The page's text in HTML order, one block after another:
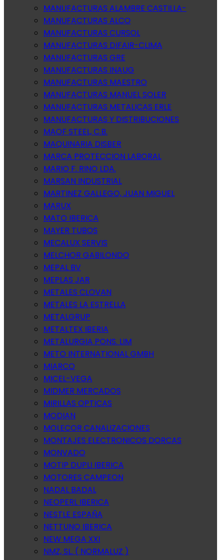
MANUFACTURAS ALAMBRE CASTILLA-
MANUFACTURAS ALCO
MANUFACTURAS CURSOL
MANUFACTURAS DIFAIR-CLIMA
MANUFACTURAS GRE
MANUFACTURAS INAUG
MANUFACTURAS MAESTRO
MANUFACTURAS MANUEL SOLER
MANUFACTURAS METALICAS ERLE
MANUFACTURAS Y DISTRIBUCIONES
MAOF STEEL, C.B.
MAQUINARIA DISBER
MARCA PROTECCION LABORAL
MARIO F. RINO LDA.
MARSAN INDUSTRIAL
MARTINEZ GALLEGO, JUAN MIGUEL
MARUX
MATO IBERICA
MAYER TUBOS
MECALUX SERVIS
MELCHOR GABILONDO
MEPAL BV
MEPLAS JAR
METALES CLOVAN
METALES LA ESTRELLA
METALGRUP
METALTEX IBERIA
METALURGIA PONS. LIM
METO INTERNATIONAL GMBH
MIARCO
MICEL-VEGA
MIDMER MERCADOS
MIRILLAS OPTICAS
MODIAN
MOLECOR CANALIZACIONES
MONTAJES ELECTRONICOS DORCAS
MONVADO
MOTIP DUPLI IBERICA
MOTORES CAMPEON
NADAL BADAL
NEOPERL IBERICA
NESTLE ESPAÑA
NETTUNO IBERICA
NEW MEGA XXI
NMZ, SL. ( NORMALUZ )